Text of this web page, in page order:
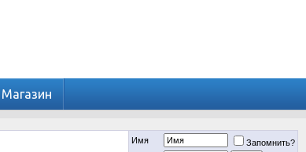
Магазин
Имя
Запомнить?